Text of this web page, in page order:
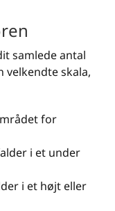
samlede antal
velkendte skala,
for
i et under
i et højt eller